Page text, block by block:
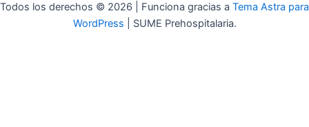
Todos los derechos © 2026 | Funciona gracias a Tema Astra para
WordPress | SUME Prehospitalaria.